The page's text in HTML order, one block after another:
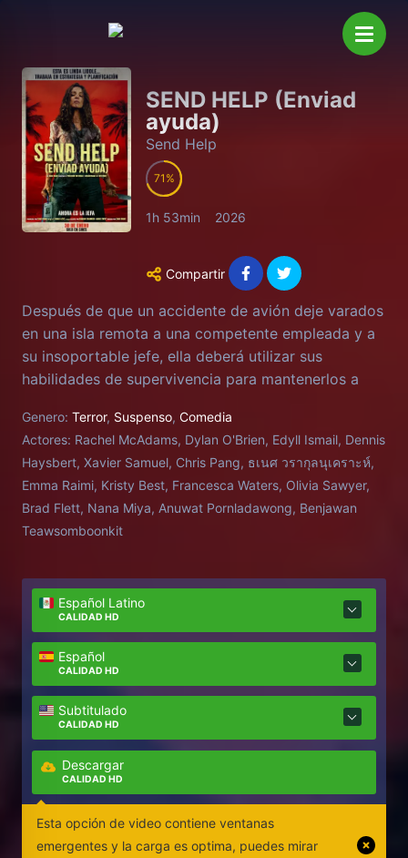
SEND HELP (Enviad
ayuda)
Send Help
71
1h 53min 2026
Compartir
Después de que un accidente de avión deje varados
en una isla remota a una competente empleada y a
su insoportable jefe, ella deberá utilizar sus
habilidades de supervivencia para mantenerlos a
Genero: Terror, Suspenso, Comedia
Actores: Rachel McAdams, Dylan O'Brien, Edyll Ismail, Dennis
Haysbert, Xavier Samuel, Chris Pang, ธเนศ วรากุลนุเคราะห์,
Emma Raimi, Kristy Best, Francesca Waters, Olivia Sawyer,
Brad Flett, Nana Miya, Anuwat Pornladawong, Benjawan
Teawsomboonkit
Español Latino
CALIDAD HD
Español
CALIDAD HD
Subtitulado
CALIDAD HD
Descargar
CALIDAD HD
Esta opción de video contiene ventanas
emergentes y la carga es optima, puedes mirar